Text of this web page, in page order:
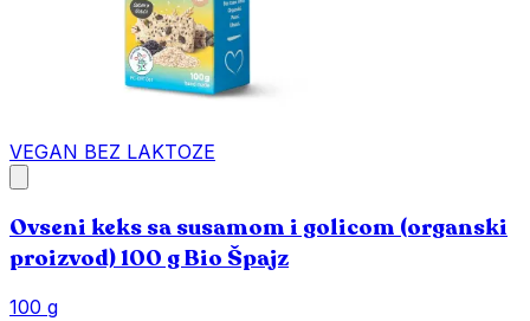
VEGAN BEZ LAKTOZE
Ovseni keks sa susamom i golicom (organski
proizvod) 100 g Bio Špajz
100 g